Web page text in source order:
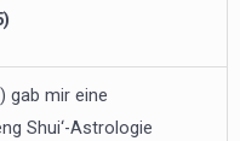
gab mir eine
Shui‘-Astrologie